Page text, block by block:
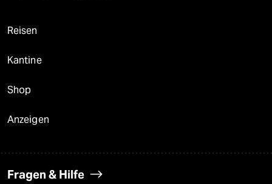
Reisen
Kantine
Shop
Anzeigen
Fragen & Hilfe